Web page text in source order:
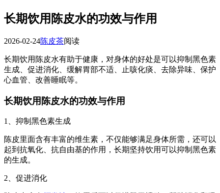
长期饮用陈皮水的功效与作用
2026-02-24陈皮茶阅读
长期饮用陈皮水有助于健康，对身体的好处是可以抑制黑色素
生成、促进消化、缓解胃部不适、止咳化痰、去除异味、保护
心血管、改善睡眠等。
长期饮用陈皮水的功效与作用
1、抑制黑色素生成
陈皮里面含有丰富的维生素，不仅能够满足身体所需，还可以
起到抗氧化、抗自由基的作用，长期坚持饮用可以抑制黑色素
的生成。
2、促进消化